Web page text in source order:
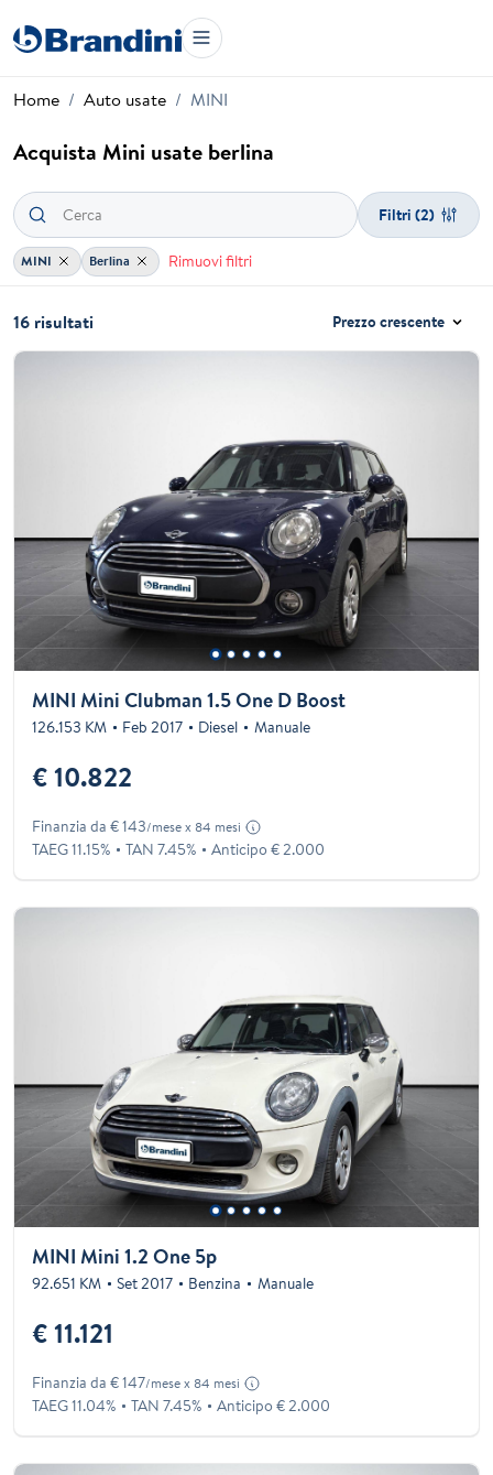
Home Auto usate MINI
Acquista Mini usate berlina
Filtri (2)
MINI Berlina Rimuovi filtri
16 risultati Prezzo crescente
MINI Mini Clubman 1.5 One D Boost
126.153 KM Feb 2017 Diesel Manuale
€ 10.822
Finanzia da € 143/mese x 84 mesi
TAEG 11.15% TAN 7.45% Anticipo € 2.000
MINI Mini 1.2 One 5p
92.651 KM Set 2017 Benzina Manuale
€ 11.121
Finanzia da € 147/mese x 84 mesi
TAEG 11.04% TAN 7.45% Anticipo € 2.000